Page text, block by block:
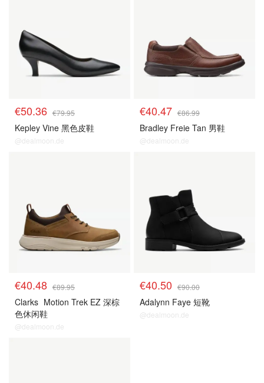
€50.36 €79.95
Kepley Vine 黑色皮鞋
@dealmoon.de
€40.47 €86.99
Bradley Freie Tan 男鞋
@dealmoon.de
€40.48 €89.95
Clarks Motion Trek EZ 深棕
色休闲鞋
@dealmoon.de
€40.50 €90.00
Adalynn Faye 短靴
@dealmoon.de